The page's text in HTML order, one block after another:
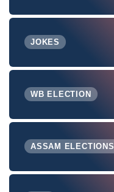
JOKES
WB ELECTION
ASSAM ELECTIONS